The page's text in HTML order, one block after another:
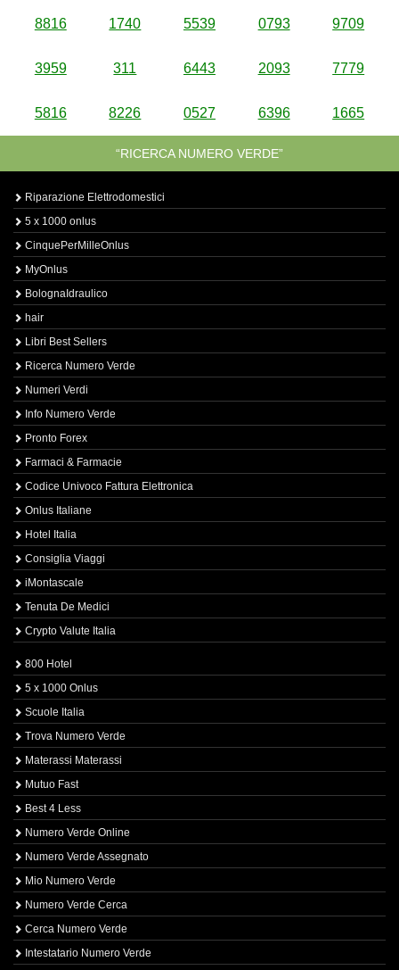
8816 1740 5539 0793 9709
3959 311 6443 2093 7779
5816 8226 0527 6396 1665
“RICERCA NUMERO VERDE”
Riparazione Elettrodomestici
5 x 1000 onlus
CinquePerMilleOnlus
MyOnlus
BolognaIdraulico
hair
Libri Best Sellers
Ricerca Numero Verde
Numeri Verdi
Info Numero Verde
Pronto Forex
Farmaci & Farmacie
Codice Univoco Fattura Elettronica
Onlus Italiane
Hotel Italia
Consiglia Viaggi
iMontascale
Tenuta De Medici
Crypto Valute Italia
800 Hotel
5 x 1000 Onlus
Scuole Italia
Trova Numero Verde
Materassi Materassi
Mutuo Fast
Best 4 Less
Numero Verde Online
Numero Verde Assegnato
Mio Numero Verde
Numero Verde Cerca
Cerca Numero Verde
Intestatario Numero Verde